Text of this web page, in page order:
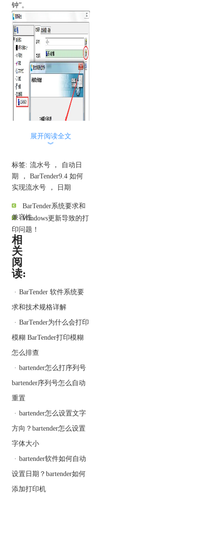
钟”。
2、切换至“数据源类型”选
项卡界面，选择相应的日
期格式。本文示例日期格
式需自定义，所以这里选
择“Custom”，设置日期格
式为“yyyyMMdd”。
展开阅读全文
︾
标签: 流水号 ，
自动日
期
，
BarTender9.4 如何
实现流水号
， 日期
BarTender系统要求和
兼容性Windows更新导致的打
印问题！
相
关
阅
读:
· BarTender 软件系统要
求和技术规格详解
· BarTender为什么会打印
模糊 BarTender打印模糊
怎么排查
· bartender怎么打序列号
bartender序列号怎么自动
重置
· bartender怎么设置文字
方向？bartender怎么设置
字体大小
· bartender软件如何自动
设置日期？bartender如何
添加打印机